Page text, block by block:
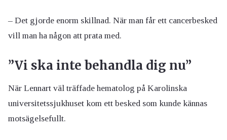
– Det gjorde enorm skillnad. När man får ett cancerbesked
vill man ha någon att prata med.
”Vi ska inte behandla dig nu”
När Lennart väl träffade hematolog på Karolinska
universitetssjukhuset kom ett besked som kunde kännas
motsägelsefullt.